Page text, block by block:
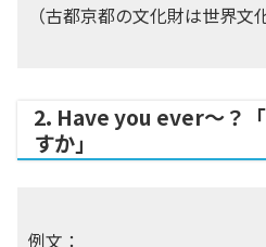
（古都京都の文化財は世界文
2. Have you ever～？
すか」
例文：